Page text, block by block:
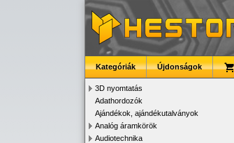
Kategóriák Újdonságok
3D nyomtatás
Adathordozók
Ajándékok, ajándékutalványok
Analóg áramkörök
Audiotechnika